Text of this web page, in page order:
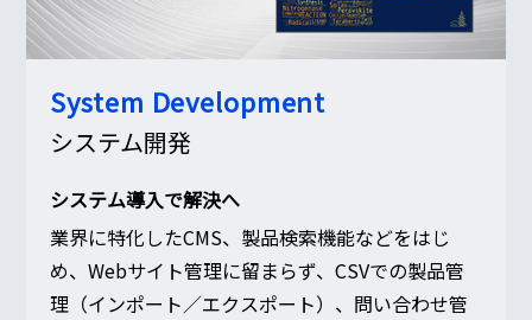
System Development
システム開発
システム導入で解決へ
業界に特化したCMS、製品検索機能などをはじ
め、Webサイト管理に留まらず、CSVでの製品管
理（インポート／エクスポート）、問い合わせ管